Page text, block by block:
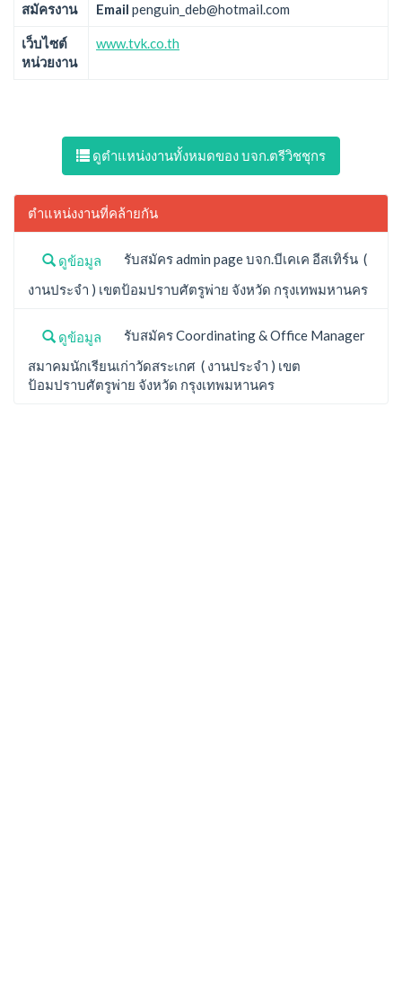
สมัครงาน
Email penguin_deb@hotmail.com
เว็บไซต์
หน่วยงาน
www.tvk.co.th
ดูตำแหน่งงานทั้งหมดของ บจก.ตรีวิชชุกร
ตำแหน่งงานที่คล้ายกัน
ดูข้อมูล
รับสมัคร admin page บจก.บีเคเค อีสเทิร์น (
งานประจำ ) เขตป้อมปราบศัตรูพ่าย จังหวัด กรุงเทพมหานคร
ดูข้อมูล
รับสมัคร Coordinating & Office Manager
สมาคมนักเรียนเก่าวัดสระเกศ ( งานประจำ ) เขต
ป้อมปราบศัตรูพ่าย จังหวัด กรุงเทพมหานคร